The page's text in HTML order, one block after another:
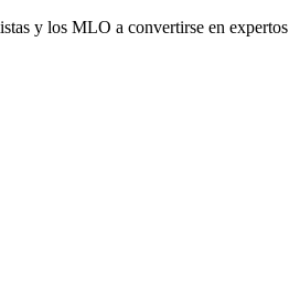
y los MLO a convertirse en expertos